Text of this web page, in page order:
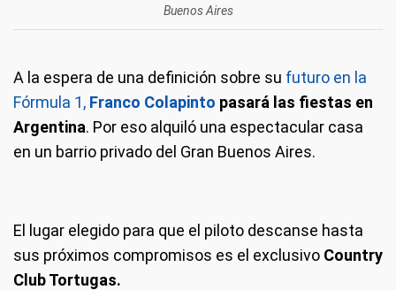
Buenos Aires
A la espera de una definición sobre su futuro en la
Fórmula 1, Franco Colapinto pasará las fiestas en
Argentina. Por eso alquiló una espectacular casa
en un barrio privado del Gran Buenos Aires.
El lugar elegido para que el piloto descanse hasta
sus próximos compromisos es el exclusivo Country
Club Tortugas.